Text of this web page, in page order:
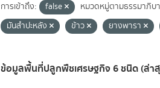
การเข้าถึง: false หมวดหมู่ตามธรรมาภิบ
มันสำปะหลัง
ข้าว ยางพารา
ข้อมูลพื้นที่ปลูกพืชเศรษฐกิจ 6 ชนิด (ล่า